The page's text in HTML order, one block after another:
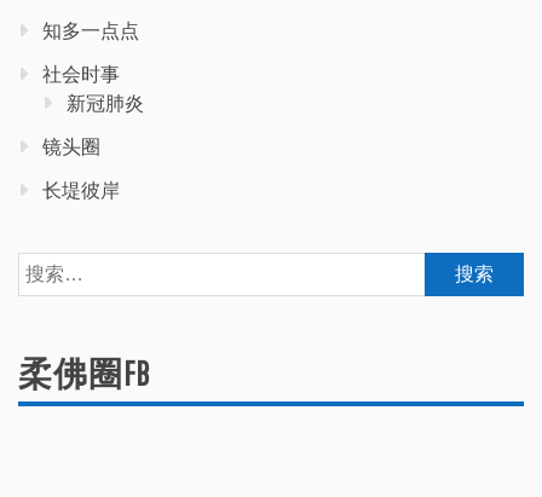
知多一点点
社会时事
新冠肺炎
镜头圈
长堤彼岸
搜
索：
柔佛圈FB